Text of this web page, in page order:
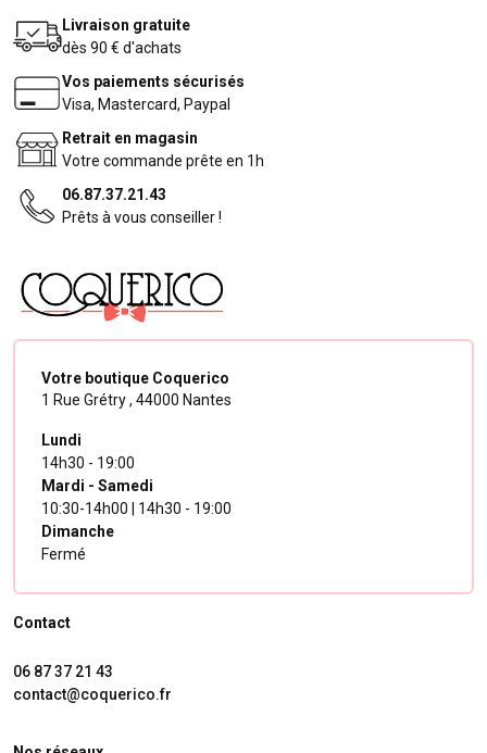
Livraison gratuite
dès 90 € d'achats
Vos paiements sécurisés
Visa, Mastercard, Paypal
Retrait en magasin
Votre commande prête en 1h
06.87.37.21.43
Prêts à vous conseiller !
Votre boutique Coquerico
1 Rue Grétry , 44000 Nantes
Lundi
14h30 - 19:00
Mardi - Samedi
10:30-14h00 | 14h30 - 19:00
Dimanche
Fermé
Contact
06 87 37 21 43
contact@coquerico.fr